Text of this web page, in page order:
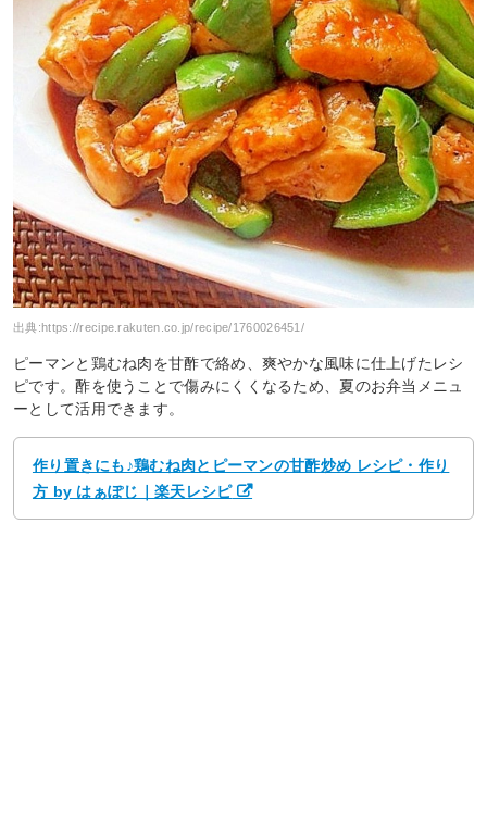
出典: https://recipe.rakuten.co.jp/recipe/1760026451/
ピーマンと鶏むね肉を甘酢で絡め、爽やかな風味に仕上げたレシ
ピです。酢を使うことで傷みにくくなるため、夏のお弁当メニュ
ーとして活用できます。
作り置きにも♪鶏むね肉とピーマンの甘酢炒め レシピ・作り
方 by はぁぽじ｜楽天レシピ